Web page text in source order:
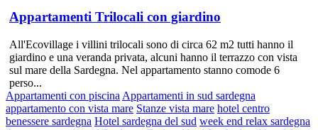
Appartamenti Trilocali con giardino
All'Ecovillage i villini trilocali sono di circa 62 m2 tutti hanno il
giardino e una veranda privata, alcuni hanno il terrazzo con vista
sul mare della Sardegna. Nel appartamento stanno comode 6
perso...
Appartamenti con piscina Appartamenti in sud sardegna
appartamento con vista mare Stanze vista mare hotel centro
benessere sardegna Hotel sardegna del sud week end relax sardegna